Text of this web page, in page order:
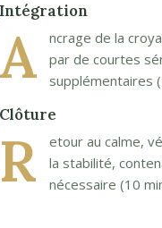
Intégration
A
ncrage de la
par de courtes
supplémentaires
Clôture
R
etour au calme,
la stabilité,
nécessaire (10